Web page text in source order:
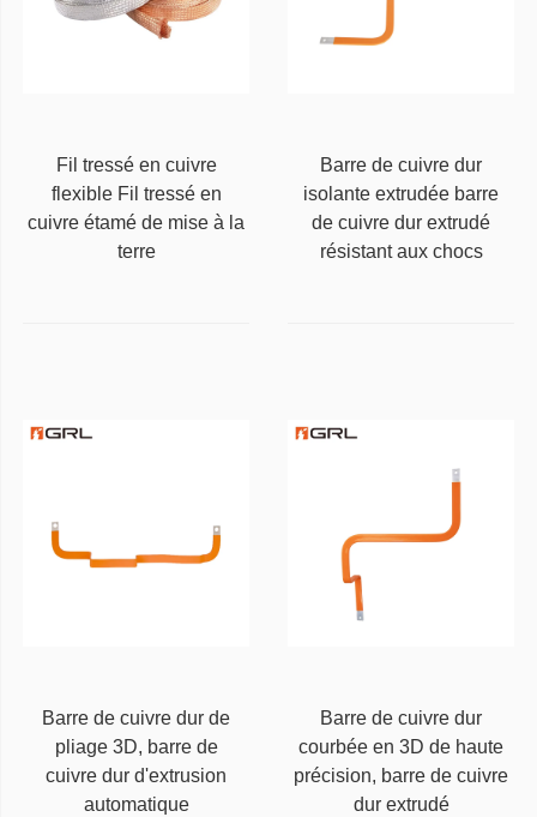
Fil tressé en cuivre
flexible Fil tressé en
cuivre étamé de mise à la
terre
Barre de cuivre dur
isolante extrudée barre
de cuivre dur extrudé
résistant aux chocs
Barre de cuivre dur de
pliage 3D, barre de
cuivre dur d'extrusion
automatique
Barre de cuivre dur
courbée en 3D de haute
précision, barre de cuivre
dur extrudé